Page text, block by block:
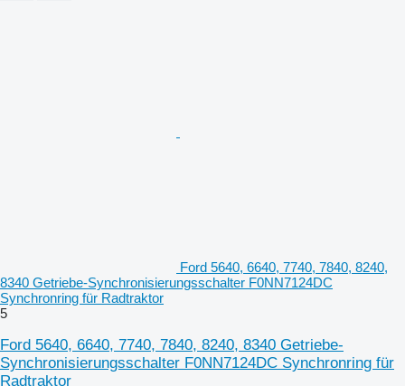
Ford 5640, 6640, 7740, 7840, 8240,
8340 Getriebe-Synchronisierungsschalter F0NN7124DC
Synchronring für Radtraktor
5
Ford 5640, 6640, 7740, 7840, 8240, 8340 Getriebe-
Synchronisierungsschalter F0NN7124DC Synchronring für
Radtraktor